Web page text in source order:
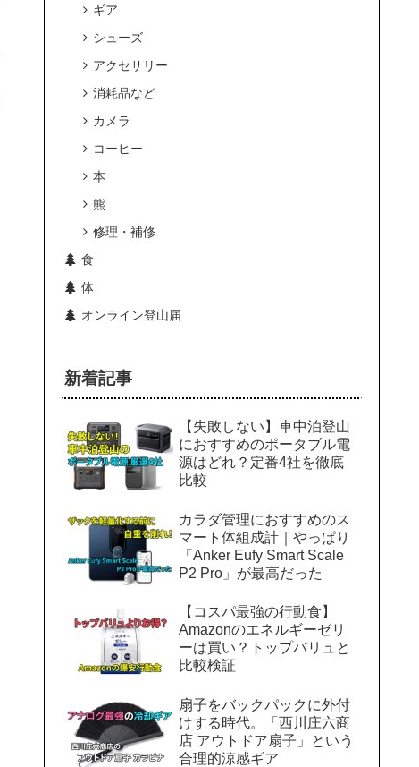
ギア
シューズ
アクセサリー
消耗品など
カメラ
コーヒー
本
熊
修理・補修
食
体
オンライン登山届
新着記事
【失敗しない】車中泊登山
におすすめのポータブル電
源はどれ？定番4社を徹底
比較
カラダ管理におすすめのス
マート体組成計｜やっぱり
「Anker Eufy Smart Scale
P2 Pro」が最高だった
【コスパ最強の行動食】
Amazonのエネルギーゼリ
ーは買い？トップバリュと
比較検証
扇子をバックパックに外付
けする時代。「西川庄六商
店 アウトドア扇子」という
合理的涼感ギア